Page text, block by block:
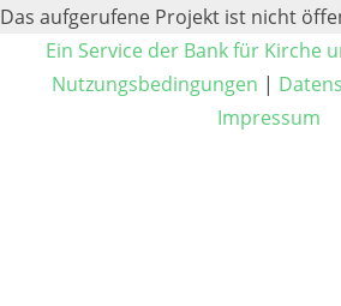
Das aufgerufene Projekt ist nicht
Ein Service der Bank für Kirche
Nutzungsbedingungen |
Impressum